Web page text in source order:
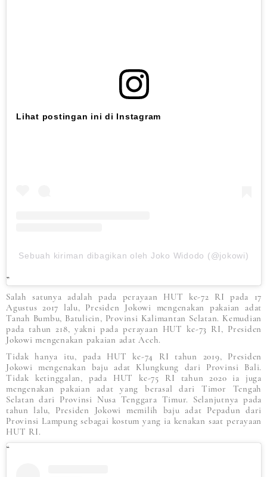
Lihat postingan ini di Instagram
Sebuah kiriman dibagikan oleh Joko Widodo (@jokowi)
Salah satunya adalah pada perayaan HUT ke-72 RI pada 17
Agustus 2017 lalu, Presiden Jokowi mengenakan pakaian adat
Tanah Bumbu, Batulicin, Provinsi Kalimantan Selatan. Kemudian
pada tahun 218, yakni pada perayaan HUT ke-73 RI, Presiden
Jokowi mengenakan pakaian adat Aceh.
Tidak hanya itu, pada HUT ke-74 RI tahun 2019, Presiden
Jokowi mengenakan baju adat Klungkung dari Provinsi Bali.
Tidak ketinggalan, pada HUT ke-75 RI tahun 2020 ia juga
mengenakan pakaian adat yang berasal dari Timor Tengah
Selatan dari Provinsi Nusa Tenggara Timur. Selanjutnya pada
tahun lalu, Presiden Jokowi memilih baju adat Pepadun dari
Provinsi Lampung sebagai kostum yang ia kenakan saat perayaan
HUT RI.